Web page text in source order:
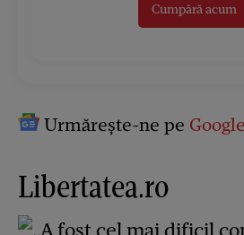
Cumpără acum
Urmărește-ne pe
Libertatea.ro